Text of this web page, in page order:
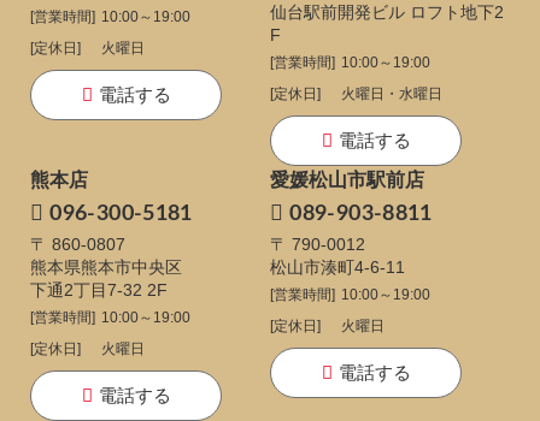
[営業時間] 10:00～19:00
[定休日]
火曜日
電話する
仙台駅前開発ビル ロフト地下2
F
[営業時間] 10:00～19:00
[定休日]
火曜日・水曜日
電話する
熊本店
096-300-5181
〒 860-0807
熊本県熊本市中央区
下通2丁目7-32 2F
[営業時間] 10:00～19:00
[定休日]
火曜日
電話する
愛媛松山市駅前店
089-903-8811
〒 790-0012
松山市湊町4-6-11
[営業時間] 10:00～19:00
[定休日]
火曜日
電話する